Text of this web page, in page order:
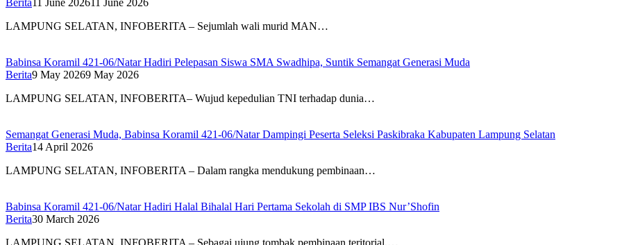
LAMPUNG SELATAN, INFOBERITA – Sejumlah wali murid MAN…
Babinsa Koramil 421-06/Natar Hadiri Pelepasan Siswa SMA Swadhipa, Suntik Semangat Generasi Muda
Berita9 May 20269 May 2026
LAMPUNG SELATAN, INFOBERITA– Wujud kepedulian TNI terhadap dunia…
Semangat Generasi Muda, Babinsa Koramil 421-06/Natar Dampingi Peserta Seleksi Paskibraka Kabupaten Lampung Selatan
Berita14 April 2026
LAMPUNG SELATAN, INFOBERITA – Dalam rangka mendukung pembinaan…
Babinsa Koramil 421-06/Natar Hadiri Halal Bihalal Hari Pertama Sekolah di SMP IBS Nur’Shofin
Berita30 March 2026
LAMPUNG SELATAN, INFOBERITA – Sebagai ujung tombak pembinaan teritorial,…